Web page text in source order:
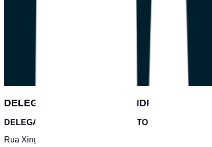
DELEGACIAS EM SANTO ANDRÉ
DELEGACIA SECCIONAL DE SANTO ANDRÉ
Rua Xingu, 745